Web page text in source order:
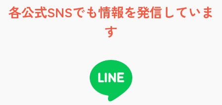
各公式SNSでも情報を発信していま
す